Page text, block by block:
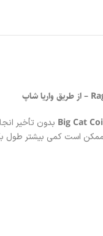
Big Cat بدون تأخیر
است کمی بیشتر طول